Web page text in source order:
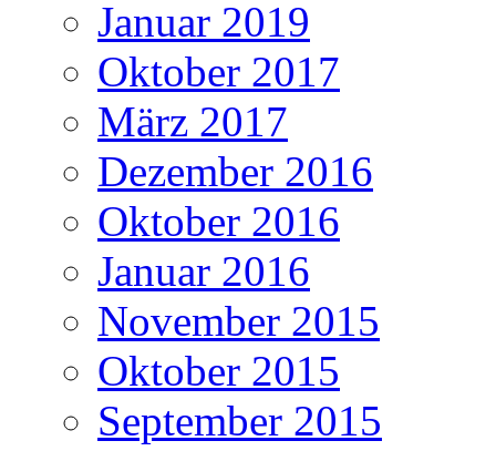
Januar 2019
Oktober 2017
März 2017
Dezember 2016
Oktober 2016
Januar 2016
November 2015
Oktober 2015
September 2015